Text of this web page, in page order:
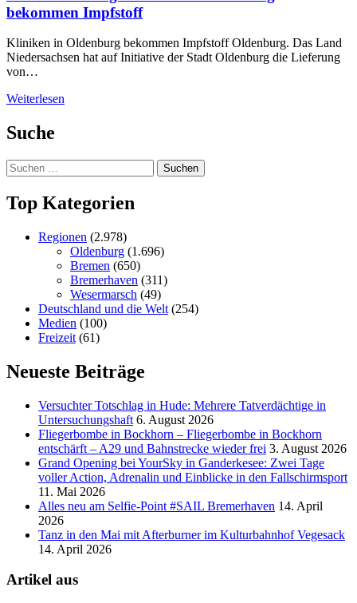
bekommen Impfstoff
Kliniken in Oldenburg bekommen Impfstoff Oldenburg. Das Land
Niedersachsen hat auf Initiative der Stadt Oldenburg die Lieferung
von…
Weiterlesen
Suche
Suchen
nach:
Top Kategorien
Regionen (2.978)
Oldenburg (1.696)
Bremen (650)
Bremerhaven (311)
Wesermarsch (49)
Deutschland und die Welt (254)
Medien (100)
Freizeit (61)
Neueste Beiträge
Versucht­er Totschlag in Hude: Mehrere Tatverdächtige in
Untersuchungshaft 6. August 2026
Fliegerbombe in Bockhorn – Fliegerbombe in Bockhorn
entschärft – A29 und Bahnstrecke wieder frei 3. August 2026
Grand Opening bei YourSky in Ganderkesee: Zwei Tage
voller Action, Adrenalin und Einblicke in den Fallschirmsport
11. Mai 2026
Alles neu am Selfie-Point #SAIL Bremerhaven 14. April
2026
Tanz in den Mai mit Afterburner im Kulturbahnhof Vegesack
14. April 2026
Artikel aus